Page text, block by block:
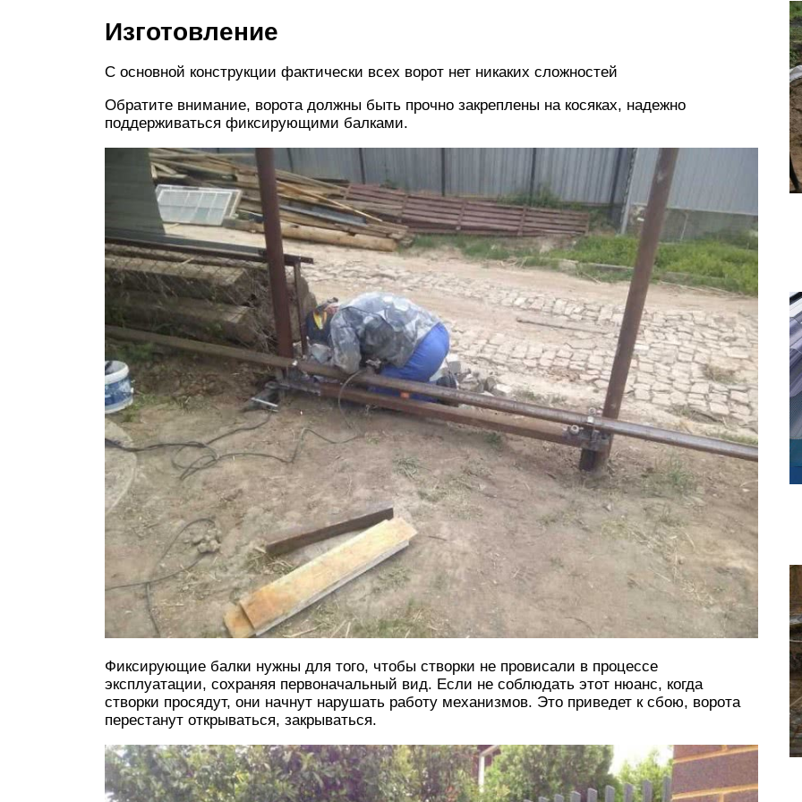
Изготовление
С основной конструкции фактически всех ворот нет никаких сложностей
Обратите внимание, ворота должны быть прочно закреплены на косяках, надежно
поддерживаться фиксирующими балками.
Фиксирующие балки нужны для того, чтобы створки не провисали в процессе
эксплуатации, сохраняя первоначальный вид. Если не соблюдать этот нюанс, когда
створки просядут, они начнут нарушать работу механизмов. Это приведет к сбою, ворота
перестанут открываться, закрываться.